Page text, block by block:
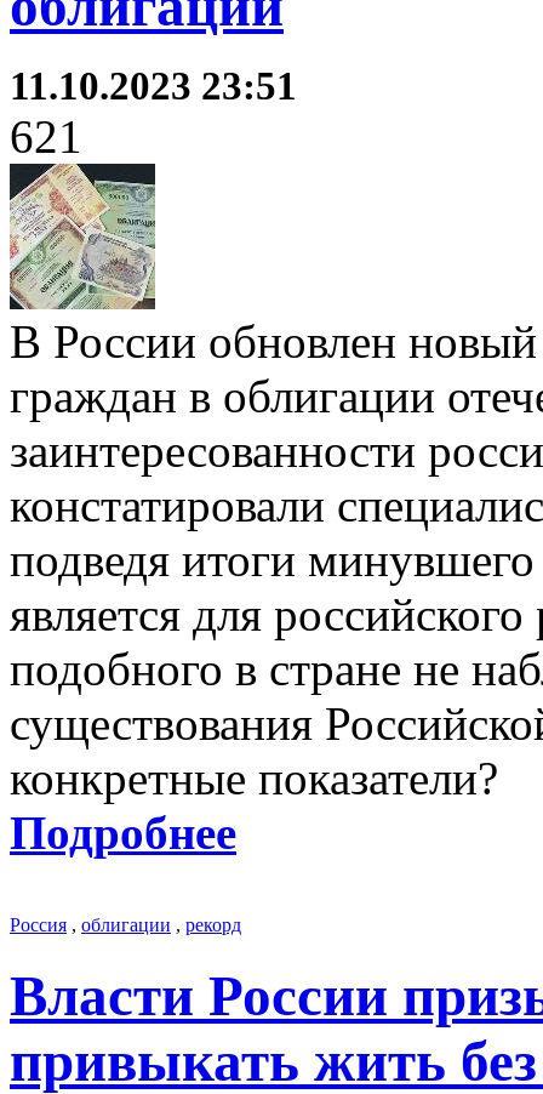
11.10.2023 23:51
621
В России обновлен новый
граждан в облигации
заинтересованности
констатировали
подведя итоги
является для
подобного в стране не
существования
конкретные показатели?
Подробнее
Россия , облигации , рекорд
Власти России
привыкать жить